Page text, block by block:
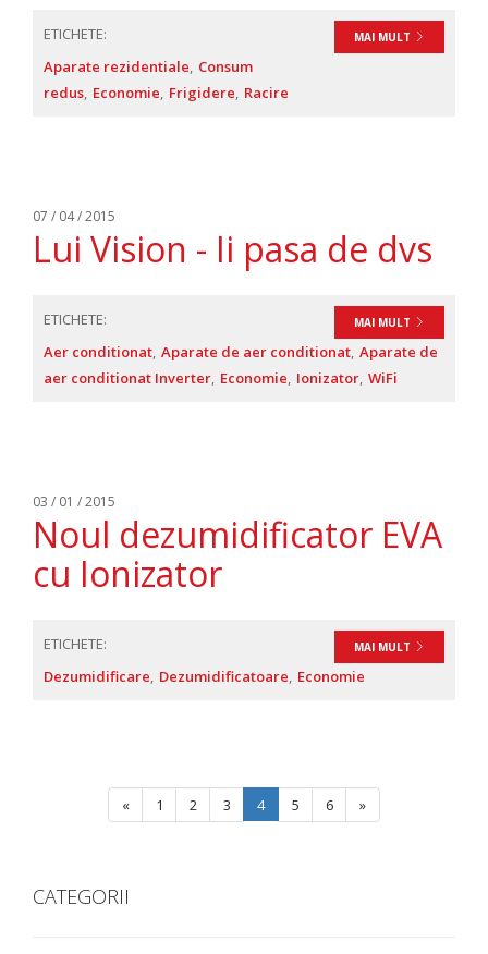
MAI MULT
ETICHETE:
Aparate rezidentiale Consum
redus Economie Frigidere Racire
07 / 04 / 2015
Lui Vision - Ii pasa de dvs
MAI MULT
ETICHETE:
Aer conditionat Aparate de aer conditionat Aparate de
aer conditionat Inverter Economie Ionizator WiFi
03 / 01 / 2015
Noul dezumidificator EVA
cu Ionizator
MAI MULT
ETICHETE:
Dezumidificare Dezumidificatoare Economie
« 1 2 3 4 5 6 »
CATEGORII